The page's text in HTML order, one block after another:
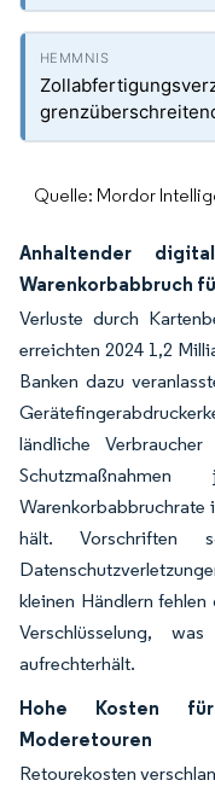
Quelle: Mordor
Anhaltender
Warenkorbabbruch
Verluste durch
erreichten 2024 1,2
Banken dazu
ländliche
Warenkorbabbruchrate
hält. Vorschriften
kleinen Händlern
Verschlüsselung,
aufrechterhält.
Hohe Kosten
Moderetouren
Retourekosten